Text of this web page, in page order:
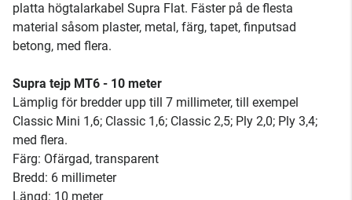
platta högtalarkabel Supra Flat. Fäster på de flesta
material såsom plaster, metal, färg, tapet, finputsad
betong, med flera.
Supra tejp MT6 - 10 meter
Lämplig för bredder upp till 7 millimeter, till exempel
Classic Mini 1,6; Classic 1,6; Classic 2,5; Ply 2,0; Ply 3,4;
med flera.
Färg: Ofärgad, transparent
Bredd: 6 millimeter
Längd: 10 meter